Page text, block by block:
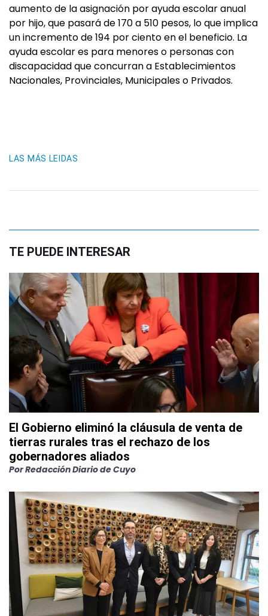
aumento de la asignación por ayuda escolar anual
por hijo, que pasará de 170 a 510 pesos, lo que implica
un incremento de 194 por ciento en el beneficio. La
ayuda escolar es para menores o personas con
discapacidad que concurran a Establecimientos
Nacionales, Provinciales, Municipales o Privados.
LAS MÁS LEIDAS
TE PUEDE INTERESAR
El Gobierno eliminó la cláusula de venta de
tierras rurales tras el rechazo de los
gobernadores aliados
PorRedacción Diario de Cuyo